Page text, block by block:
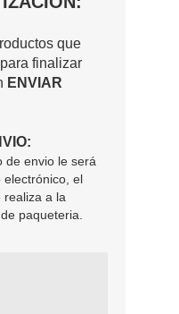
que
finalizar
ENVIAR
de envio le será
electrónico, el
realiza a la
paqueteria.